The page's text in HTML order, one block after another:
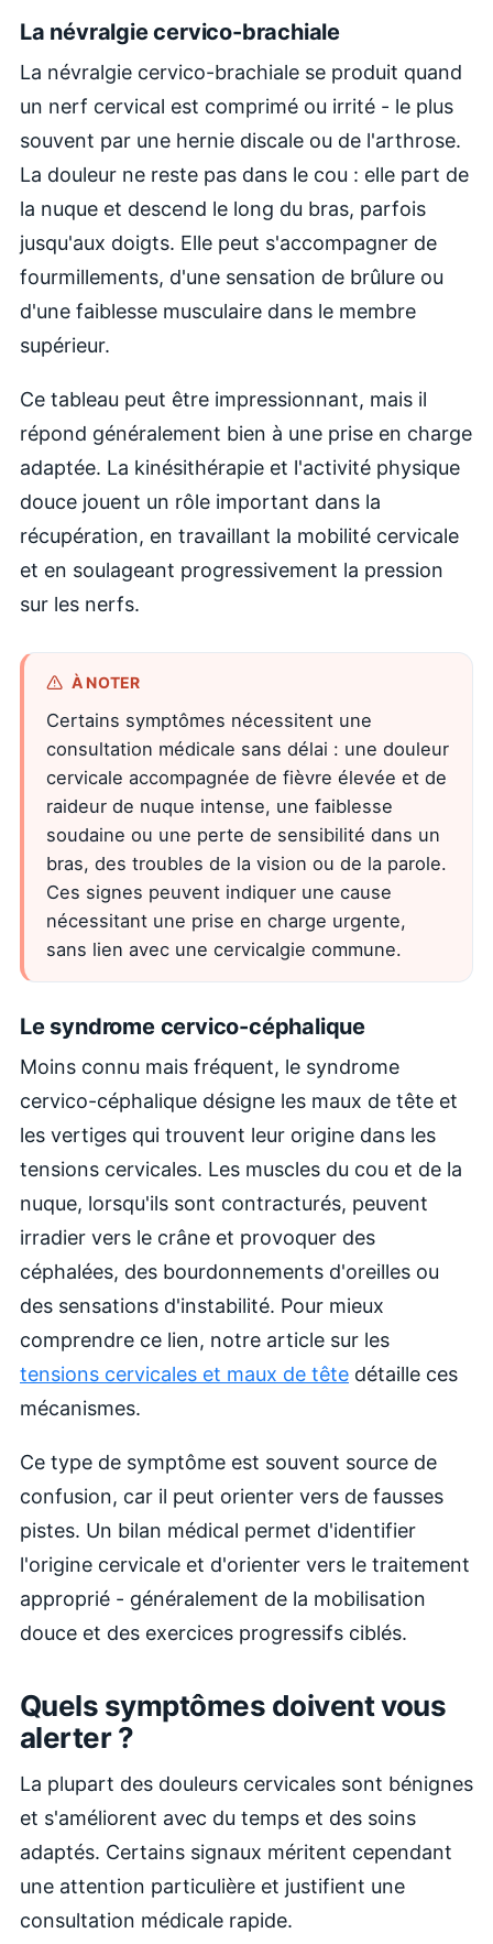
La névralgie cervico-brachiale
La névralgie cervico-brachiale se produit quand
un nerf cervical est comprimé ou irrité - le plus
souvent par une hernie discale ou de l'arthrose.
La douleur ne reste pas dans le cou : elle part de
la nuque et descend le long du bras, parfois
jusqu'aux doigts. Elle peut s'accompagner de
fourmillements, d'une sensation de brûlure ou
d'une faiblesse musculaire dans le membre
supérieur.
Ce tableau peut être impressionnant, mais il
répond généralement bien à une prise en charge
adaptée. La kinésithérapie et l'activité physique
douce jouent un rôle important dans la
récupération, en travaillant la mobilité cervicale
et en soulageant progressivement la pression
sur les nerfs.
À NOTER
Certains symptômes nécessitent une
consultation médicale sans délai : une douleur
cervicale accompagnée de fièvre élevée et de
raideur de nuque intense, une faiblesse
soudaine ou une perte de sensibilité dans un
bras, des troubles de la vision ou de la parole.
Ces signes peuvent indiquer une cause
nécessitant une prise en charge urgente,
sans lien avec une cervicalgie commune.
Le syndrome cervico-céphalique
Moins connu mais fréquent, le syndrome
cervico-céphalique désigne les maux de tête et
les vertiges qui trouvent leur origine dans les
tensions cervicales. Les muscles du cou et de la
nuque, lorsqu'ils sont contracturés, peuvent
irradier vers le crâne et provoquer des
céphalées, des bourdonnements d'oreilles ou
des sensations d'instabilité. Pour mieux
comprendre ce lien, notre article sur les
tensions cervicales et maux de tête détaille ces
mécanismes.
Ce type de symptôme est souvent source de
confusion, car il peut orienter vers de fausses
pistes. Un bilan médical permet d'identifier
l'origine cervicale et d'orienter vers le traitement
approprié - généralement de la mobilisation
douce et des exercices progressifs ciblés.
Quels symptômes doivent vous
alerter ?
La plupart des douleurs cervicales sont bénignes
et s'améliorent avec du temps et des soins
adaptés. Certains signaux méritent cependant
une attention particulière et justifient une
consultation médicale rapide.